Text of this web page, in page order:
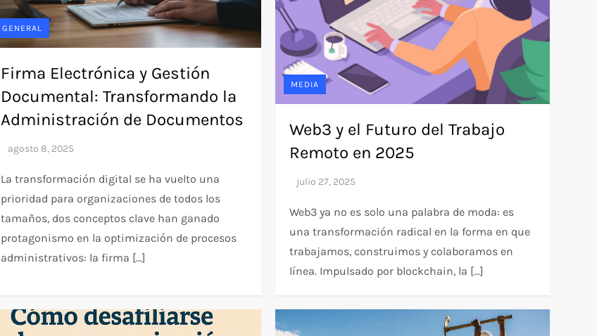
GENERAL
Firma Electrónica y Gestión
Documental: Transformando la
Administración de Documentos
La transformación digital se ha vuelto una
prioridad para organizaciones de todos los
tamaños, dos conceptos clave han ganado
protagonismo en la optimización de procesos
administrativos: la firma […]
MEDIA
Web3 y el Futuro del Trabajo
Remoto en 2025
Web3 ya no es solo una palabra de moda: es
una transformación radical en la forma en que
trabajamos, construimos y colaboramos en
línea. Impulsado por blockchain, la […]